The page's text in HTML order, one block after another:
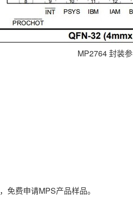
MP2764 封装
，免费申请MPS产品样品。